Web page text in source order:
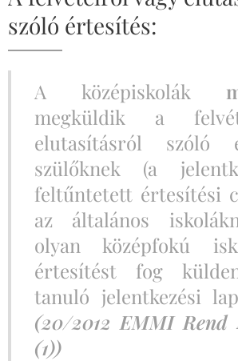
szóló értesítés:
A középiskolák
megküldik a
elutasításról szóló
szülőknek (a
feltűntetett értesítési
az általános
olyan középfokú
értesítést fog
tanuló jelentkezési
(20/2012 EMMI Rend
(1))